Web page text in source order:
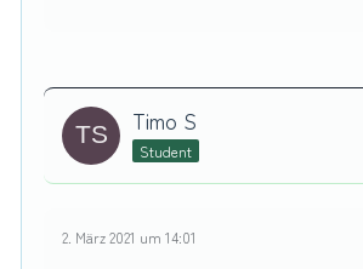
Timo S
Student
2. März 2021 um 14:01